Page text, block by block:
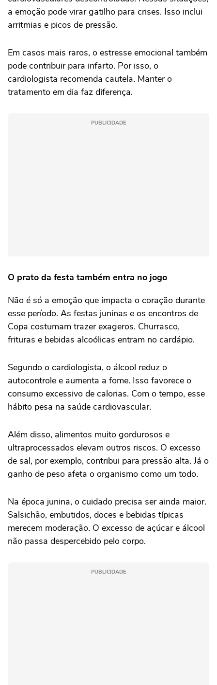
a emoção pode virar gatilho para crises. Isso inclui
arritmias e picos de pressão.
Em casos mais raros, o estresse emocional também
pode contribuir para infarto. Por isso, o
cardiologista recomenda cautela. Manter o
tratamento em dia faz diferença.
PUBLICIDADE
O prato da festa também entra no jogo
Não é só a emoção que impacta o coração durante
esse período. As festas juninas e os encontros de
Copa costumam trazer exageros. Churrasco,
frituras e bebidas alcoólicas entram no cardápio.
Segundo o cardiologista, o álcool reduz o
autocontrole e aumenta a fome. Isso favorece o
consumo excessivo de calorias. Com o tempo, esse
hábito pesa na saúde cardiovascular.
Além disso, alimentos muito gordurosos e
ultraprocessados elevam outros riscos. O excesso
de sal, por exemplo, contribui para pressão alta. Já o
ganho de peso afeta o organismo como um todo.
Na época junina, o cuidado precisa ser ainda maior.
Salsichão, embutidos, doces e bebidas típicas
merecem moderação. O excesso de açúcar e álcool
não passa despercebido pelo corpo.
PUBLICIDADE